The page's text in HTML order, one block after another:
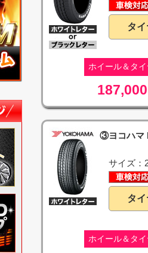
タ
ホイール＆タ
187,000
③ヨコハマ
サイズ：
タ
ホイール＆タ